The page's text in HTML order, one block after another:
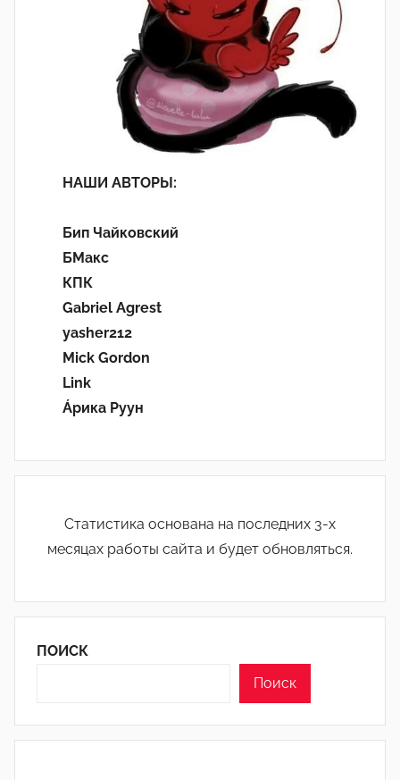
НАШИ АВТОРЫ:
Бип Чайковский
БМакс
КПК
Gabriel Agrest
yasher212
Mick Gordon
Link
Áрика Руун
Статистика основана на последних 3-х
месяцах работы сайта и будет обновляться.
ПОИСК
Поиск